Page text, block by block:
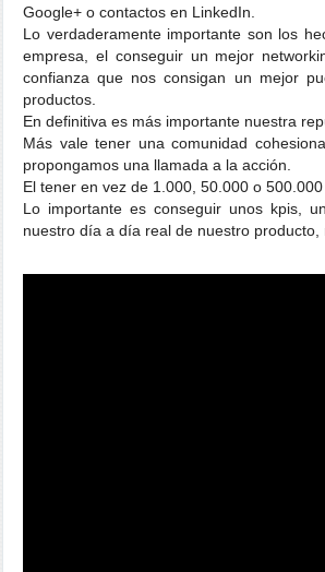
Google+ o contactos en LinkedIn.
Lo verdaderamente importante son los
empresa, el conseguir un mejor
confianza que nos consigan un mejor
productos.
En definitiva es más importante nuestra
Más vale tener una comunidad
propongamos una llamada a la acción.
El tener en vez de 1.000, 50.000 o
Lo importante es conseguir unos kpis,
nuestro día a día real de nuestro producto,